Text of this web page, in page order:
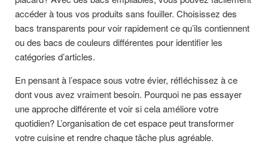
accéder à tous vos produits sans fouiller. Choisissez des
bacs transparents pour voir rapidement ce qu’ils contiennent
ou des bacs de couleurs différentes pour identifier les
catégories d’articles.
En pensant à l’espace sous votre évier, réfléchissez à ce
dont vous avez vraiment besoin. Pourquoi ne pas essayer
une approche différente et voir si cela améliore votre
quotidien? L’organisation de cet espace peut transformer
votre cuisine et rendre chaque tâche plus agréable.